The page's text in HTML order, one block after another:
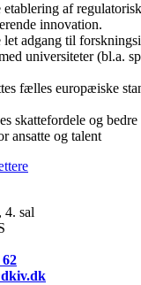
af
innovation.
let adgang til
universiteter (bl.a.
fælles europæiske
skattefordele og
ansatte og talent
4. sal
62